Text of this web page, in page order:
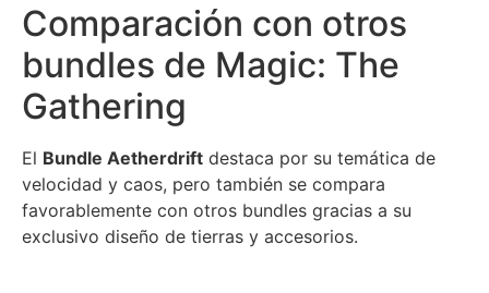
Comparación con otros
bundles de Magic: The
Gathering
El Bundle Aetherdrift destaca por su temática de
velocidad y caos, pero también se compara
favorablemente con otros bundles gracias a su
exclusivo diseño de tierras y accesorios.